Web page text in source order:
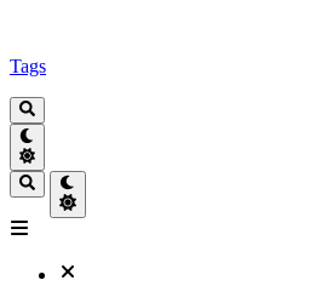
Tags